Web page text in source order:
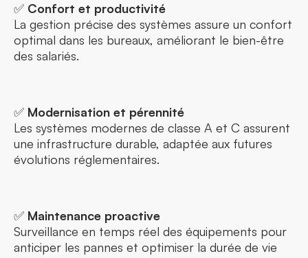
✅ Confort et productivité
La gestion précise des systèmes assure un confort
optimal dans les bureaux, améliorant le bien-être
des salariés.
✅ Modernisation et pérennité
Les systèmes modernes de classe A et C assurent
une infrastructure durable, adaptée aux futures
évolutions réglementaires.
✅ Maintenance proactive
Surveillance en temps réel des équipements pour
anticiper les pannes et optimiser la durée de vie